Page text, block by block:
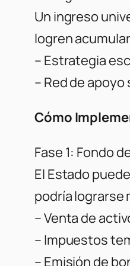
Un ingreso
logren
– Estrategia
– Red de
Cómo
Fase 1: Fondo
El Estado
podría lograrse
– Venta de
– Impuestos
– Emisión de